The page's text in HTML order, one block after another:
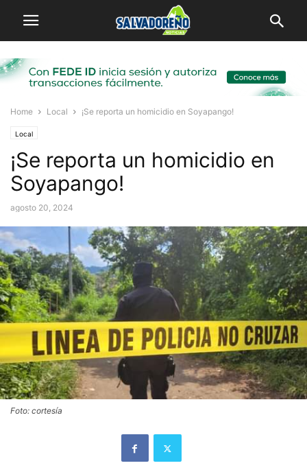
Home Local ¡Se reporta un homicidio en Soyapango!
Local
¡Se reporta un homicidio en
Soyapango!
agosto 20, 2024
Foto: cortesía